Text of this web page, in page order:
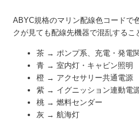
ABYC規格のマリン配線色コードで
クが見ても配線先機器で混乱するこ
茶 → ポンプ系、充電・発電
青 → 室内灯・キャビン照明
橙 → アクセサリー共通電源
紫 → イグニッション連動電
桃 → 燃料センダー
灰 → 航海灯